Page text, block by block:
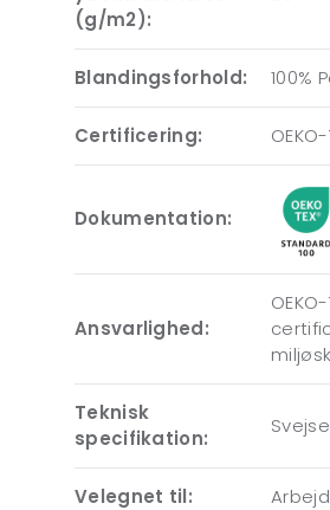
(g/m2):
Blandingsforhold: 100%
Certificering:
Dokumentation:
Ansvarlighed:
Teknisk
specifikation:
Velegnet til: